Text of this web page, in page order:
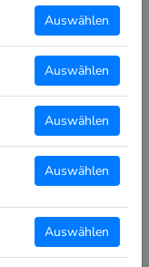
Auswählen
Auswählen
Auswählen
Auswählen
Auswählen